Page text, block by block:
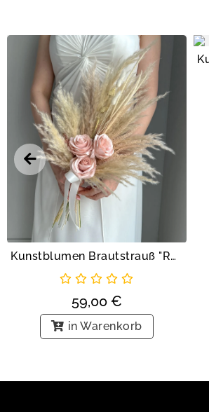
Kunstblumen Brautstrauß "Rosen in Nude"
59,00 €
in Warenkorb